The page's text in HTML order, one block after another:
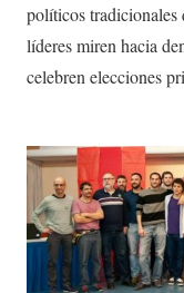
políticos tradicionales
líderes miren hacia
celebren elecciones